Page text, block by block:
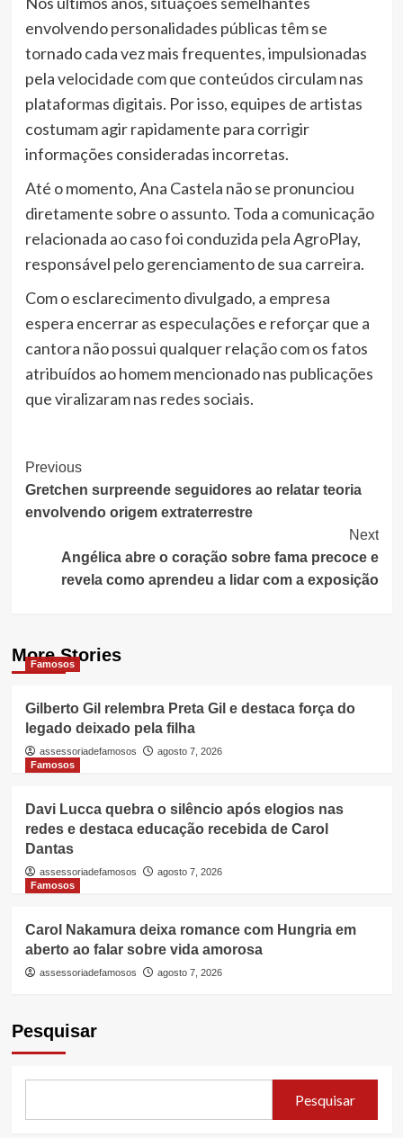
envolvendo personalidades públicas têm se
tornado cada vez mais frequentes, impulsionadas
pela velocidade com que conteúdos circulam nas
plataformas digitais. Por isso, equipes de artistas
costumam agir rapidamente para corrigir
informações consideradas incorretas.
Até o momento, Ana Castela não se pronunciou
diretamente sobre o assunto. Toda a comunicação
relacionada ao caso foi conduzida pela AgroPlay,
responsável pelo gerenciamento de sua carreira.
Com o esclarecimento divulgado, a empresa
espera encerrar as especulações e reforçar que a
cantora não possui qualquer relação com os fatos
atribuídos ao homem mencionado nas publicações
que viralizaram nas redes sociais.
Post
Navigation
Previous
Gretchen surpreende seguidores ao relatar teoria
envolvendo origem extraterrestre
Next
Angélica abre o coração sobre fama precoce e
revela como aprendeu a lidar com a exposição
More Stories
Famosos
Gilberto Gil relembra Preta Gil e destaca força do
legado deixado pela filha
assessoriadefamosos
agosto 7, 2026
Famosos
Davi Lucca quebra o silêncio após elogios nas
redes e destaca educação recebida de Carol
Dantas
assessoriadefamosos
agosto 7, 2026
Famosos
Carol Nakamura deixa romance com Hungria em
aberto ao falar sobre vida amorosa
assessoriadefamosos agosto 7, 2026
Pesquisar
Pesquisar